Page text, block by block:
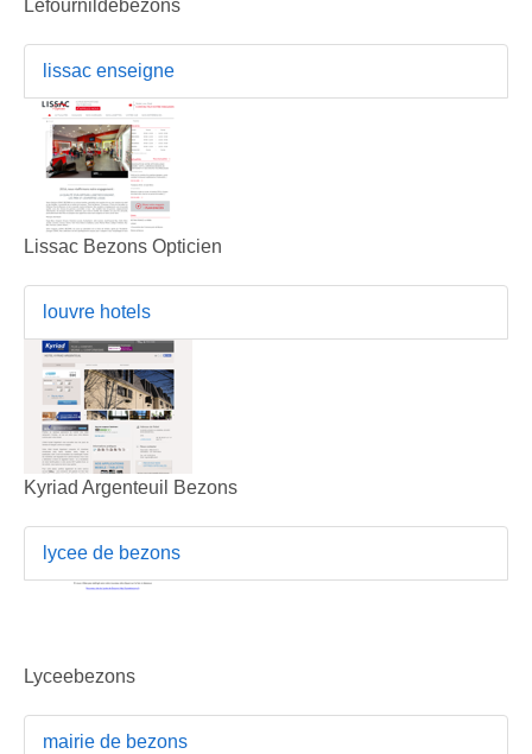
Lefournildebezons
lissac enseigne
Lissac Bezons Opticien
louvre hotels
Kyriad Argenteuil Bezons
lycee de bezons
Lyceebezons
mairie de bezons